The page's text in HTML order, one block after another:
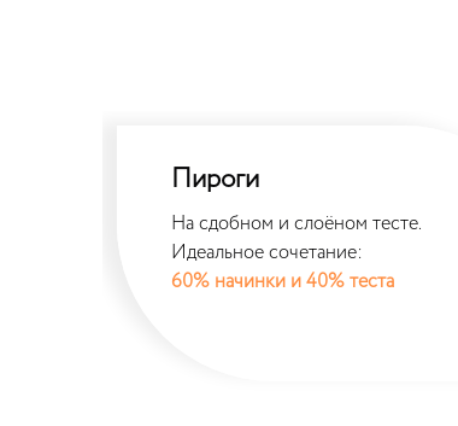
Пироги
На сдобном и слоёном тесте.
Идеальное сочетание:
60% начинки и 40% теста